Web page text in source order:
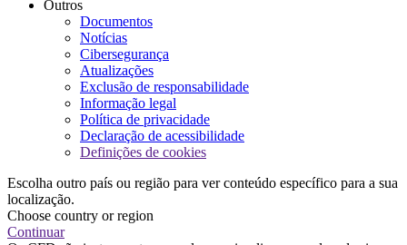
Outros
Documentos
Notícias
Cibersegurança
Atualizações
Exclusão de responsabilidade
Informação legal
Política de privacidade
Declaração de acessibilidade
Definições de cookies
Escolha outro país ou região para ver conteúdo específico para a sua
localização.
Choose country or region
Continuar